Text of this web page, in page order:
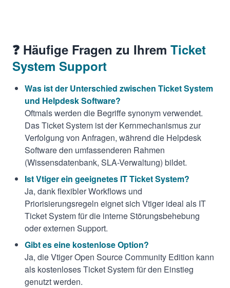
❓ Häufige Fragen zu Ihrem Ticket
System Support
Was ist der Unterschied zwischen Ticket System
und Helpdesk Software?
Oftmals werden die Begriffe synonym verwendet.
Das Ticket System ist der Kernmechanismus zur
Verfolgung von Anfragen, während die Helpdesk
Software den umfassenderen Rahmen
(Wissensdatenbank, SLA-Verwaltung) bildet.
Ist Vtiger ein geeignetes IT Ticket System?
Ja, dank flexibler Workflows und
Priorisierungsregeln eignet sich Vtiger ideal als IT
Ticket System für die interne Störungsbehebung
oder externen Support.
Gibt es eine kostenlose Option?
Ja, die Vtiger Open Source Community Edition kann
als kostenloses Ticket System für den Einstieg
genutzt werden.